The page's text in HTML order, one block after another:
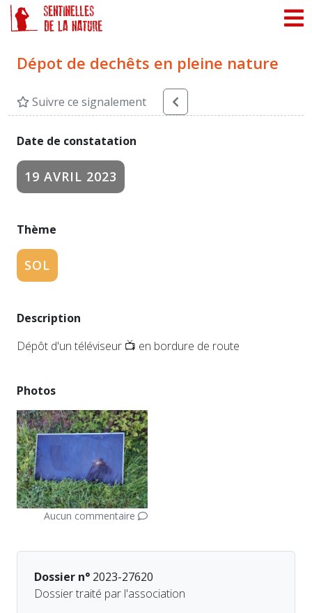
Dépot de dechêts en pleine nature
Suivre ce signalement
Date de constatation
19 AVRIL 2023
Thème
SOL
Description
Dépôt d'un téléviseur 📺 en bordure de route
Photos
Aucun commentaire
Dossier n° 2023-27620
Dossier traité par l'association
Panneau de gestion des cookies